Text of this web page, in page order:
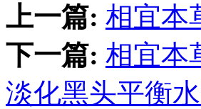
上一篇: 相宜本
下一篇: 相宜本
淡化黑头平衡水